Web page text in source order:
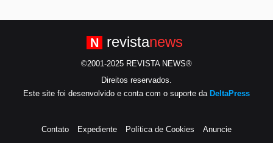
N revistanews
©2001-2025 REVISTA NEWS®
Direitos reservados.
Este site foi desenvolvido e conta com o suporte da DeltaPress
Contato Expediente Política de Cookies Anuncie